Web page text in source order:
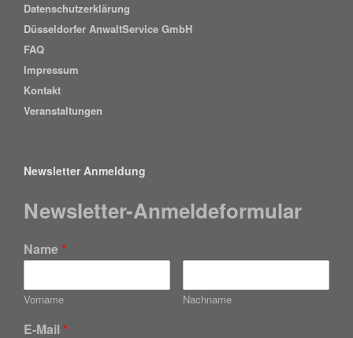
Datenschutzerklärung
Düsseldorfer AnwaltService GmbH
FAQ
Impressum
Kontakt
Veranstaltungen
Newsletter Anmeldung
Newsletter-Anmeldeformular
Name *
Vorname Nachname
E-Mail *